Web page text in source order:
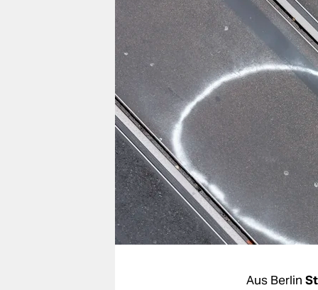
nord
wahrheit
verlag
verlag
veranstaltungen
shop
fragen & hilfe
unterstützen
abo
Aus Berlin